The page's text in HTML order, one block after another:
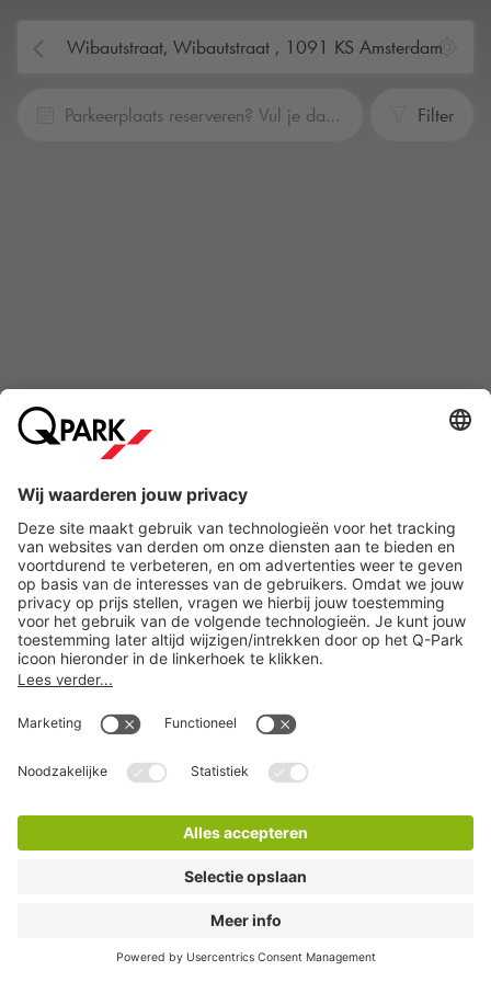
Parkeerplaats reserveren? Vul je data en tijden in Filter
Q-Park Centrum Oost
6 Minuten lopen